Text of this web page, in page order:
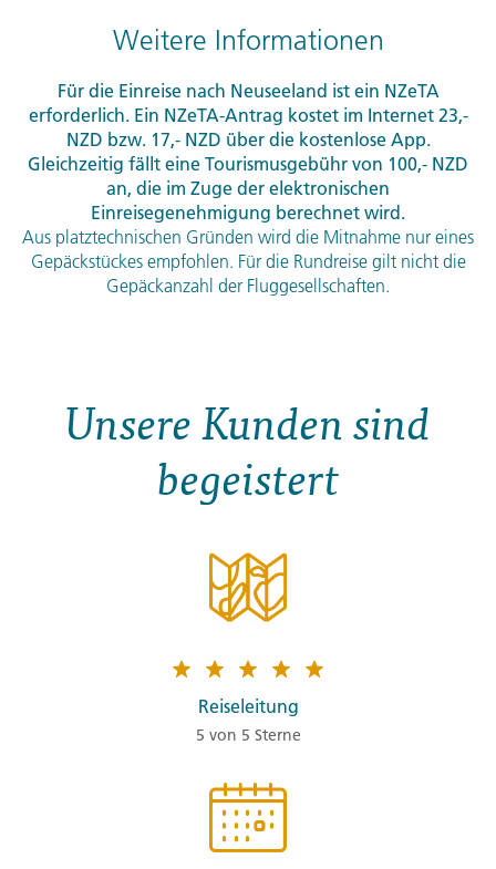
Weitere Informationen
Für die Einreise nach Neuseeland ist ein NZeTA
erforderlich. Ein NZeTA-Antrag kostet im Internet 23,-
NZD bzw. 17,- NZD über die kostenlose App.
Gleichzeitig fällt eine Tourismusgebühr von 100,- NZD
an, die im Zuge der elektronischen
Einreisegenehmigung berechnet wird.
Aus platztechnischen Gründen wird die Mitnahme nur eines
Gepäckstückes empfohlen. Für die Rundreise gilt nicht die
Gepäckanzahl der Fluggesellschaften.
Unsere Kunden sind
begeistert
Reiseleitung
5 von 5 Sterne